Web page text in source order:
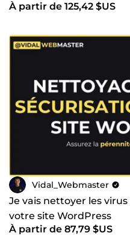
À partir de 125,42 $US
Vidal_Webmaster
Je vais nettoyer les
votre site WordPress
À partir de 87,79 $US